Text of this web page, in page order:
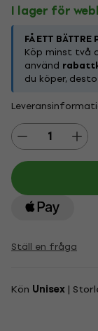
I lager för
FÅ ETT BÄTTRE
Köp minst två
använd
du köper,
Ställ en fråga
Kön Unisex |